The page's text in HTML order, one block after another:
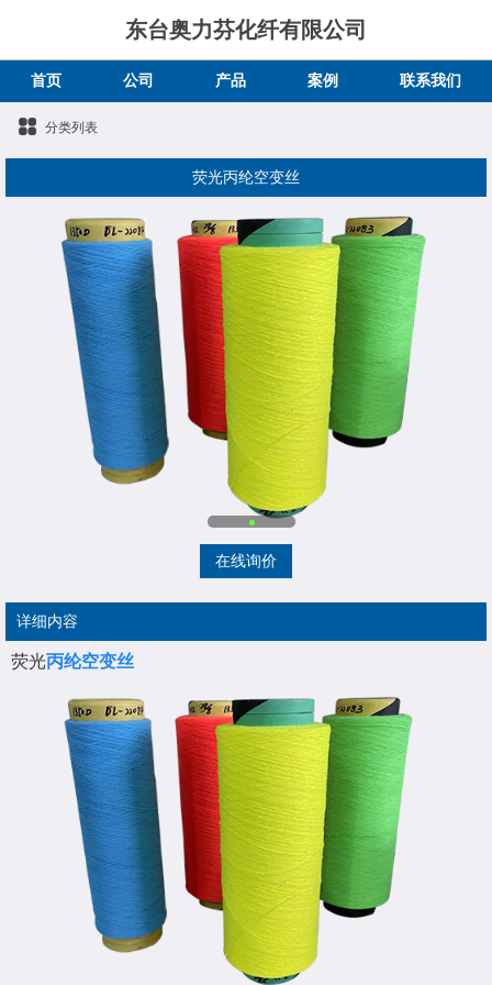
东台奥力芬化纤有限公司
首页 公司 产品 案例 联系我们
分类列表
荧光丙纶空变丝
在线询价
详细内容
荧光丙纶空变丝